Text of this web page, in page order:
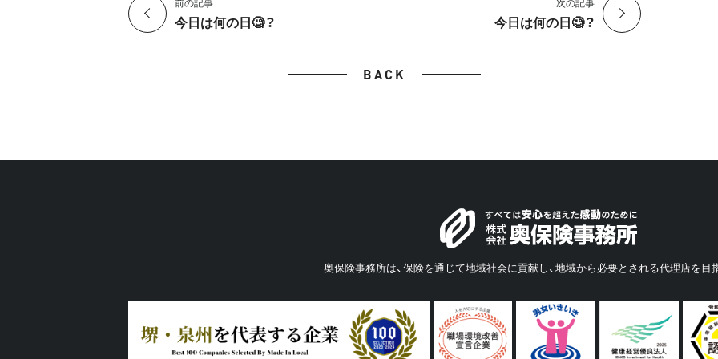
今日は何の日🧐？ 今日は何の日🧐？
BACK
奥保険事務所は、保険を通じて地域社会に貢献し、地域から必要とされる代理店を目